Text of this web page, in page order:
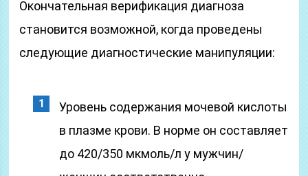
Окончательная верификация диагноза
становится возможной, когда проведены
следующие диагностические манипуляции:
Уровень содержания мочевой кислоты
в плазме крови. В норме он составляет
до 420/350 мкмоль/л у мужчин/